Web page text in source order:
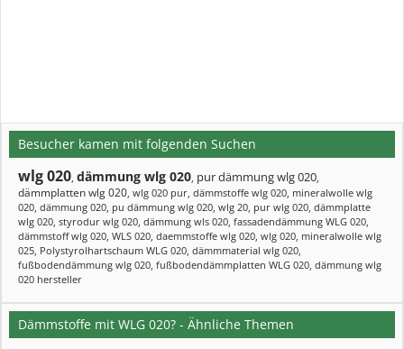
Besucher kamen mit folgenden Suchen
wlg 020, dämmung wlg 020, pur dämmung wlg 020,
dämmplatten wlg 020, wlg 020 pur, dämmstoffe wlg 020, mineralwolle wlg
020, dämmung 020, pu dämmung wlg 020, wlg 20, pur wlg 020, dämmplatte
wlg 020, styrodur wlg 020, dämmung wls 020, fassadendämmung WLG 020,
dämmstoff wlg 020, WLS 020, daemmstoffe wlg 020, wlg 020, mineralwolle wlg
025, Polystyrolhartschaum WLG 020, dämmmaterial wlg 020,
fußbodendämmung wlg 020, fußbodendämmplatten WLG 020, dämmung wlg
020 hersteller
Dämmstoffe mit WLG 020? - Ähnliche Themen